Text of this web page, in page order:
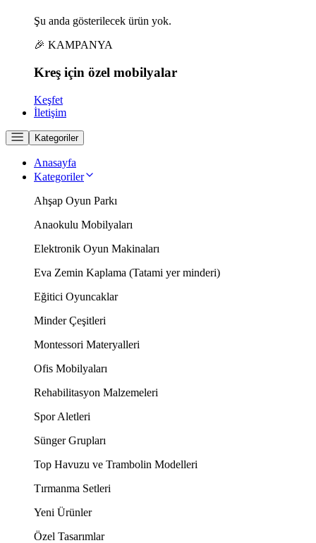
Şu anda gösterilecek ürün yok.
🎉 KAMPANYA
Kreş için özel mobilyalar
Keşfet
İletişim
Kategoriler
Anasayfa
Kategoriler
Ahşap Oyun Parkı
Anaokulu Mobilyaları
Elektronik Oyun Makinaları
Eva Zemin Kaplama (Tatami yer minderi)
Eğitici Oyuncaklar
Minder Çeşitleri
Montessori Materyalleri
Ofis Mobilyaları
Rehabilitasyon Malzemeleri
Spor Aletleri
Sünger Grupları
Top Havuzu ve Trambolin Modelleri
Tırmanma Setleri
Yeni Ürünler
Özel Tasarımlar